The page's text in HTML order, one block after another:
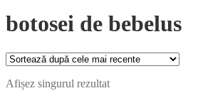
botosei de bebelus
Afișez singurul rezultat